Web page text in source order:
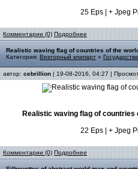
25 Eps | + Jpeg
Комментарии (0) Подробнее
Realistic waving flag of countries of the
Категория: Векторный клипарт »
автор: cebrillion | 19-08-2016, 04:27 |
Realistic waving flag of
22 Eps | + Jpeg
Комментарии (0) Подробнее